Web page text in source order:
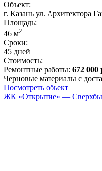
Объект:
г. Казань ул. Архитектора
Площадь:
46 м2
Сроки:
45 дней
Стоимость:
Ремонтные работы: 672 000
Черновые материалы с
Посмотреть обьект
ЖК «Открытие» —